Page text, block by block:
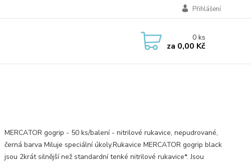
Přihlášení
0ks
za 0,00 Kč
MERCATOR gogrip - 50 ks/balení - nitrilové rukavice, nepudrované,
černá barva Miluje speciální úkoly.Rukavice MERCATOR gogrip black
jsou 2krát silnější než standardní tenké nitrilové rukavice*. Jsou